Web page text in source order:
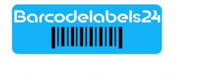
Hauptinhalt springen
Zur Suche springen
Zur Hauptnavigation springen